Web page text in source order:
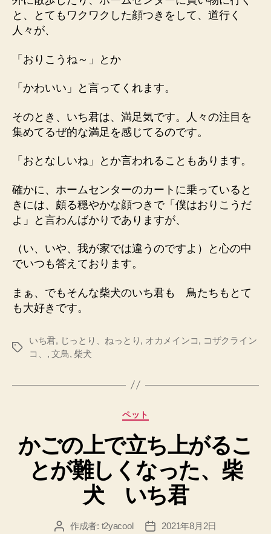
と、とてもワクワクした顔つきをして、道行く
人々が、
「おりこうね～」とか
「かわいい」と言ってくれます。
そのとき、いち君は、満足気です。人々の注目を
集めてるぜ的な満足を感じてるのです。
「おとなしいね」とか言われることもあります。
確かに、ホームセンターのカートに乗っていると
きには、頗る穏やかな顔つきで「僕はおりこうだ
よ」と言わんばかりでありますが、
（い、いや、我が家では違うのですよ）と心の中
でいつも答えております。
まぁ、でもそんな柴犬のいち君も 鳥たちもとて
も大好きです。
タ
いち君, じっとり、ねっとり, オカメインコ, コザクライン
コ、 , 文鳥, 柴犬
カ
ゴ
リ
ー
ペット
かごの上で立ち上がるこ
とが難しくなった、柴
犬 いち君
投 作成者: t2yacool
投
2021年8月2日